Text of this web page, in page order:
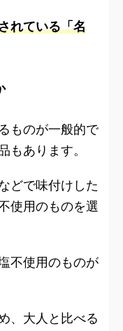
れている「名
ものが一般的で
もあります。
どで味付けした
使用のものを選
不使用のものが
、大人と比べる